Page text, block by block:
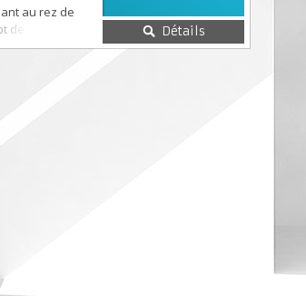
au rez de
170m²
Détails